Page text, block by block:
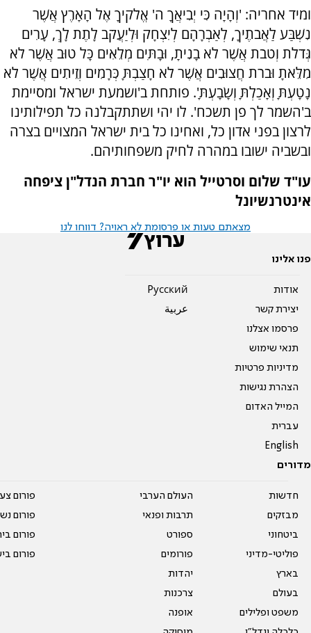
ומיד אחריה: 'וְהָיָה כִּי יְבִיאֲךָ ה' אֱלֹקיךָ אֶל הָאָרֶץ אֲשֶׁר
נִשְׁבַּע לַאֲבֹתֶיךָ, לְאַבְרָהָם לְיִצְחָק וּלְיַעֲקֹב לָתֶת לָךְ, עָרִים
גְּדֹלֹת וְטֹבֹת אֲשֶׁר לֹא בָנִיתָ, וּבָתִּים מְלֵאִים כָּל טוּב אֲשֶׁר לֹא
מִלֵּאתָ וּבֹרֹת חֲצוּבִים אֲשֶׁר לֹא חָצַבְתָּ כְּרָמִים וְזֵיתִים אֲשֶׁר לֹא
נָטָעְתָּ וְאָכַלְתָּ וְשָׂבָעְתָּ'. פותחת ב'ושמעת ישראל ומסיימת
ב'השמר לך פן תשכח'. לו יהי ושתתקבלנה כל תפילותינו
לרצון בפני אדון כל, ואחינו כל בית ישראל המצויים בצרה
ובשביה ישובו במהרה לחיק משפחותיהם.
עו"ד שלום וסרטייל הוא יו"ר חברת הנדל"ן ציפחה
אינטרנשיונל
מצאתם טעות או פרסומת לא ראויה? דווחו לנו
פנו אלינו
אודות
יצירת קשר
פרסמו אצלנו
תנאי שימוש
מדיניות פרטיות
הצהרת נגישות
המייל האדום
עברית
English
Pусский
عربية
מדורים
חדשות
מבזקים
ביטחוני
פוליטי-מדיני
בארץ
בעולם
משפט ופלילים
העולם הערבי
תרבות ופנאי
ספורט
פורומים
יהדות
צרכנות
אופנה
פורום
פורום
פורום
פורום